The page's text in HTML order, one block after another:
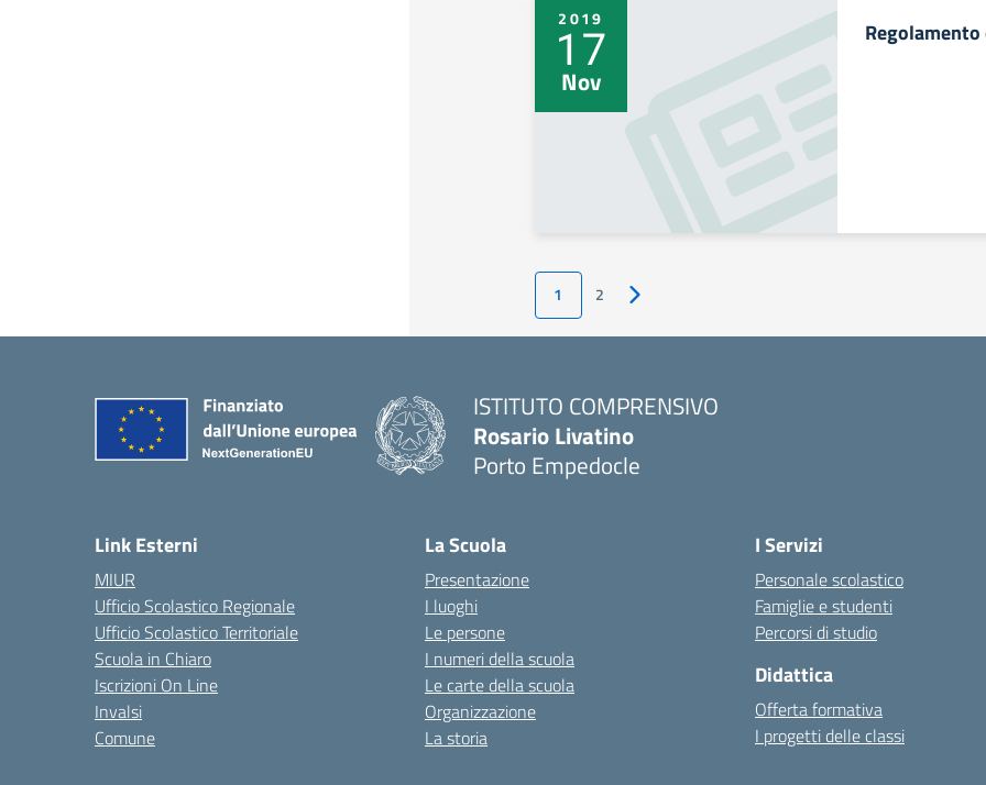
2019
17
Nov
1 2 Pagina successiva
ISTITUTO COMPRENSIVO
Rosario Livatino
Porto Empedocle
Link Esterni
MIUR
Ufficio Scolastico Regionale
Ufficio Scolastico Territoriale
Scuola in Chiaro
Iscrizioni On Line
Invalsi
Comune
La Scuola
Presentazione
I luoghi
Le persone
I numeri della scuola
Le carte della scuola
Organizzazione
La storia
I Servizi
Personale scolastico
Famiglie e studenti
Percorsi di studio
Didattica
Offerta formativa
I progetti delle classi